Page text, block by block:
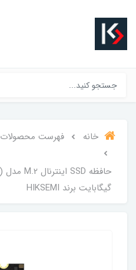
خانه فهرست محصولات
گیگابایت برند HIKSEMI